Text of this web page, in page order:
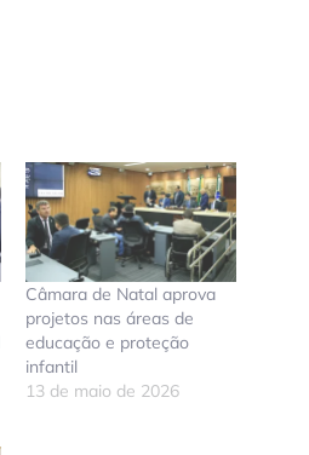
Câmara de Natal aprova
projetos nas áreas de
educação e proteção
infantil
13 de maio de 2026